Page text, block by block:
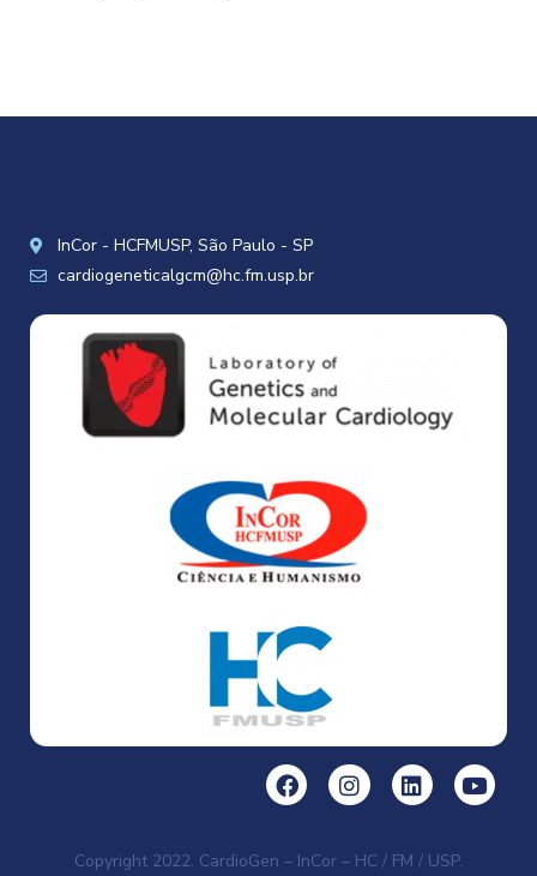
InCor - HCFMUSP, São Paulo - SP
cardiogeneticalgcm@hc.fm.usp.br
Copyright 2022. CardioGen – InCor – HC / FM / USP.